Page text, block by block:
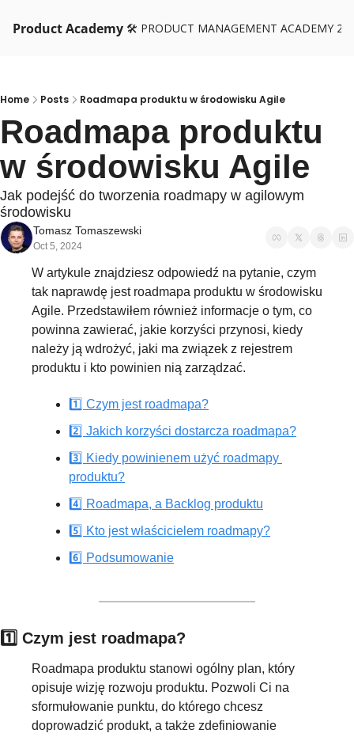
Product Academy 🛠️ PRODUCT MANAGEMENT ACADEMY 26
Home Posts Roadmapa produktu w środowisku Agile
Roadmapa produktu
w środowisku Agile
Jak podejść do tworzenia roadmapy w agilowym
środowisku
Tomasz Tomaszewski
Oct 5, 2024
W artykule znajdziesz odpowiedź na pytanie, czym
tak naprawdę jest roadmapa produktu w środowisku
Agile. Przedstawiłem również informacje o tym, co
powinna zawierać, jakie korzyści przynosi, kiedy
należy ją wdrożyć, jaki ma związek z rejestrem
produktu i kto powinien nią zarządzać.
1️⃣ Czym jest roadmapa?
2️⃣ Jakich korzyści dostarcza roadmapa?
3️⃣ Kiedy powinienem użyć roadmapy
produktu?
4️⃣ Roadmapa, a Backlog produktu
5️⃣ Kto jest właścicielem roadmapy?
6️⃣ Podsumowanie
1️⃣ Czym jest roadmapa?
Roadmapa produktu stanowi ogólny plan, który
opisuje wizję rozwoju produktu. Pozwoli Ci na
sformułowanie punktu, do którego chcesz
doprowadzić produkt, a także zdefiniowanie